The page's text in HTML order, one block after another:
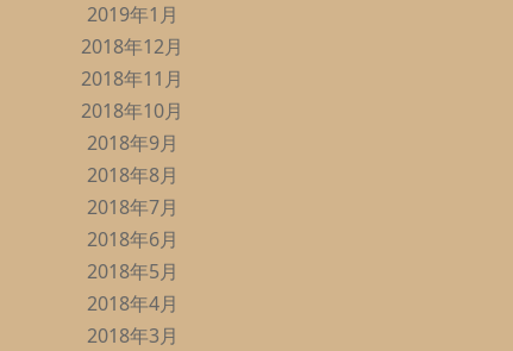
2019年1月
2018年12月
2018年11月
2018年10月
2018年9月
2018年8月
2018年7月
2018年6月
2018年5月
2018年4月
2018年3月